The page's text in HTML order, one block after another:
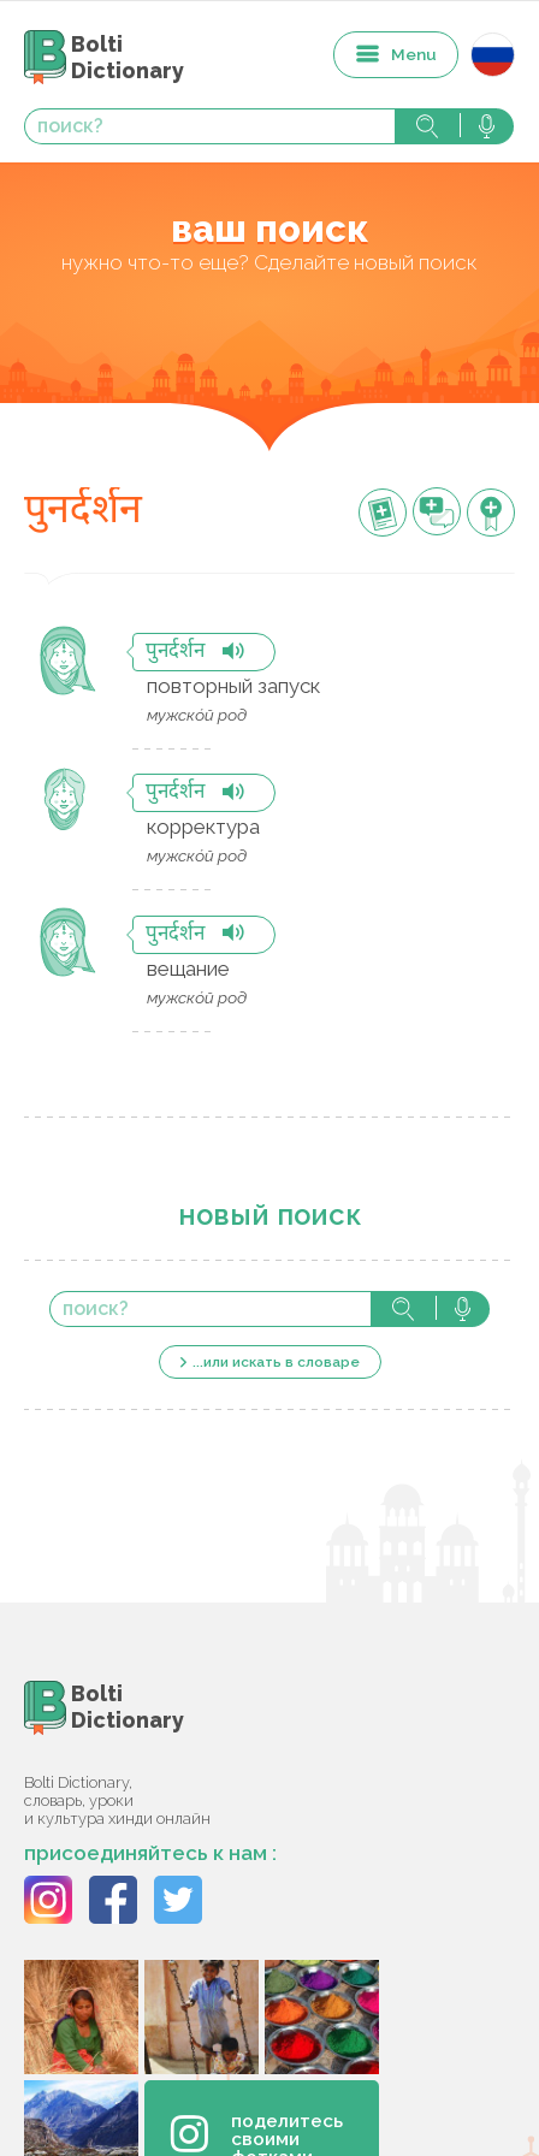
Bolti
Dictionary
Menu
ваш поиск
нужно что-то еще? Сделайте новый поиск
पुनर्दर्शन
पुनर्दर्शन
повторный запуск
мужско́й род
पुनर्दर्शन
корректура
мужско́й род
पुनर्दर्शन
вещание
мужско́й род
новый поиск
...или искать в словаре
Bolti
Dictionary
Bolti Dictionary,
словарь, уроки
и культура хинди онлайн
присоединяйтесь к нам :
поделитесь
своими